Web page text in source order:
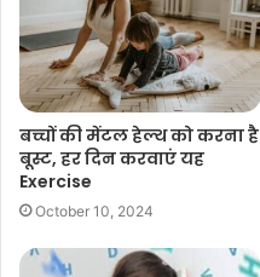
बच्चों की मेंटल हेल्थ को करना है
बूस्ट, हर दिन करवाएं यह
Exercise
October 10, 2024